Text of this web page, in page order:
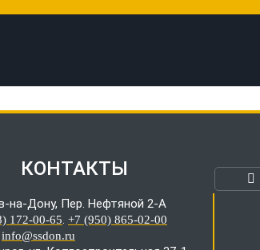
КОНТАКТЫ
на-Дону, Пер. Нефтяной 2-А
172-00-65. +7 (950) 865-02-00
info@ssdon.ru